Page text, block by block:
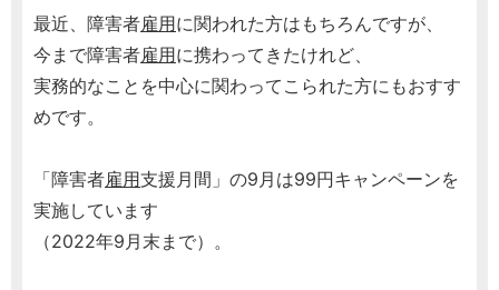
最近、障害者雇用に関われた方はもちろんですが、
今まで障害者雇用に携わってきたけれど、
実務的なことを中心に関わってこられた方にもおすす
めです。
「障害者雇用支援月間」の9月は99円キャンペーンを
実施しています
（2022年9月末まで）。